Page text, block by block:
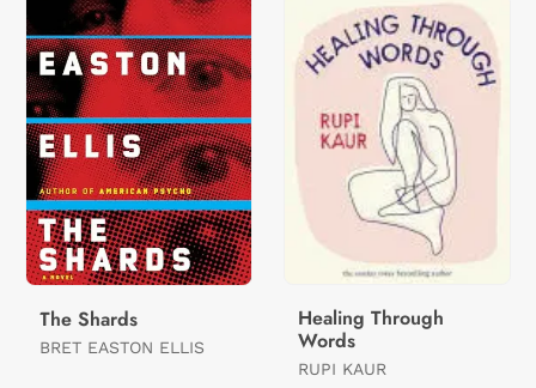
The Shards
BRET EASTON ELLIS
Healing Through
Words
RUPI KAUR